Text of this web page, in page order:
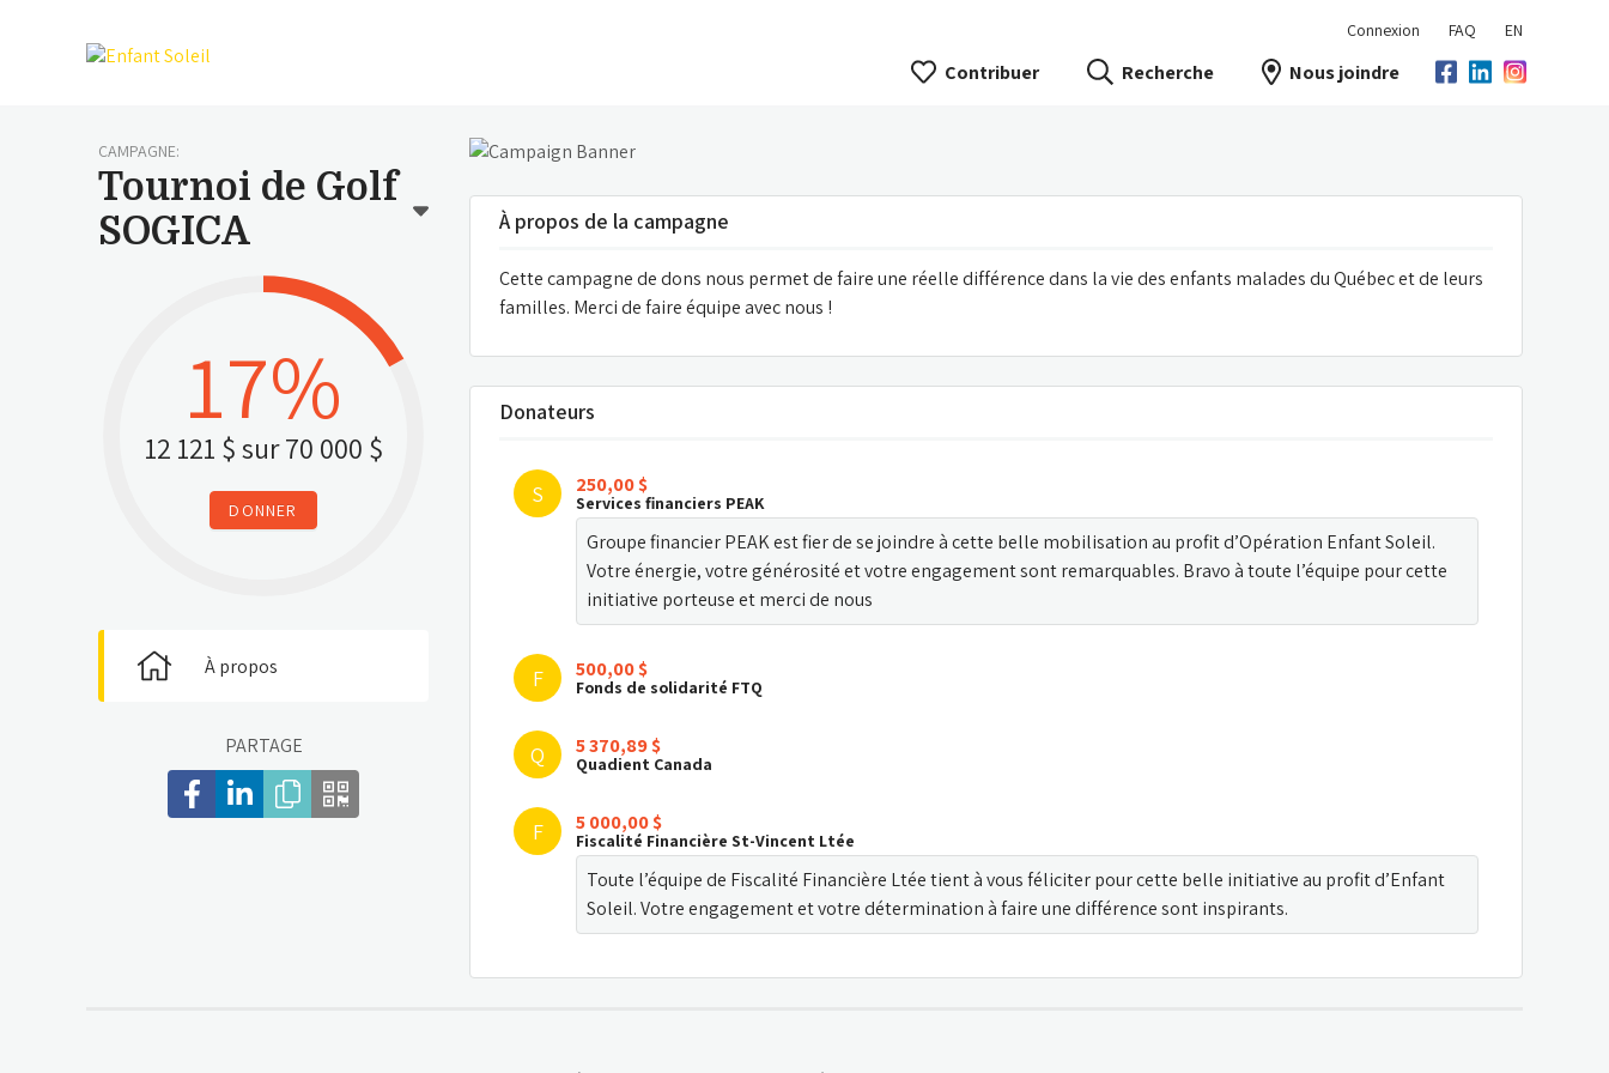
Connexion FAQ EN
Contribuer Recherche Nous joindre
CAMPAGNE:
Tournoi de Golf
SOGICA
17%
12 121 $sur 70 000 $
DONNER
À propos
PARTAGE
À propos de la campagne
Cette campagne de dons nous permet de faire une réelle différence dans la vie des enfants malades du Québec et de leurs
familles. Merci de faire équipe avec nous !
Donateurs
S 250,00 $
Services financiers PEAK
Groupe financier PEAK est fier de se joindre à cette belle mobilisation au profit d’Opération Enfant Soleil.
Votre énergie, votre générosité et votre engagement sont remarquables. Bravo à toute l’équipe pour cette
initiative porteuse et merci de nous
F 500,00 $
Fonds de solidarité FTQ
Q 5 370,89 $
Quadient Canada
F 5 000,00 $
Fiscalité Financière St-Vincent Ltée
Toute l’équipe de Fiscalité Financière Ltée tient à vous féliciter pour cette belle initiative au profit d’Enfant
Soleil. Votre engagement et votre détermination à faire une différence sont inspirants.